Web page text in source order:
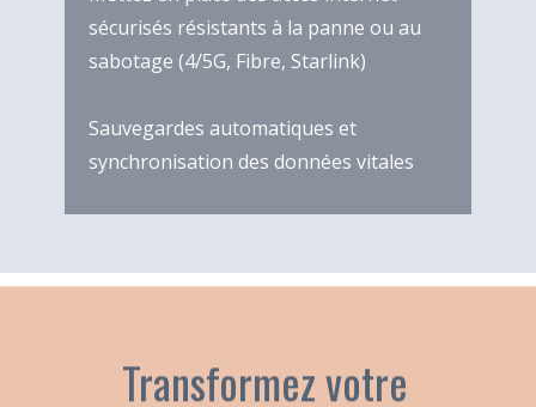
sécurisés résistants à la panne ou au
sabotage (4/5G, Fibre, Starlink)
Sauvegardes automatiques et
synchronisation des données vitales
Transformez votre